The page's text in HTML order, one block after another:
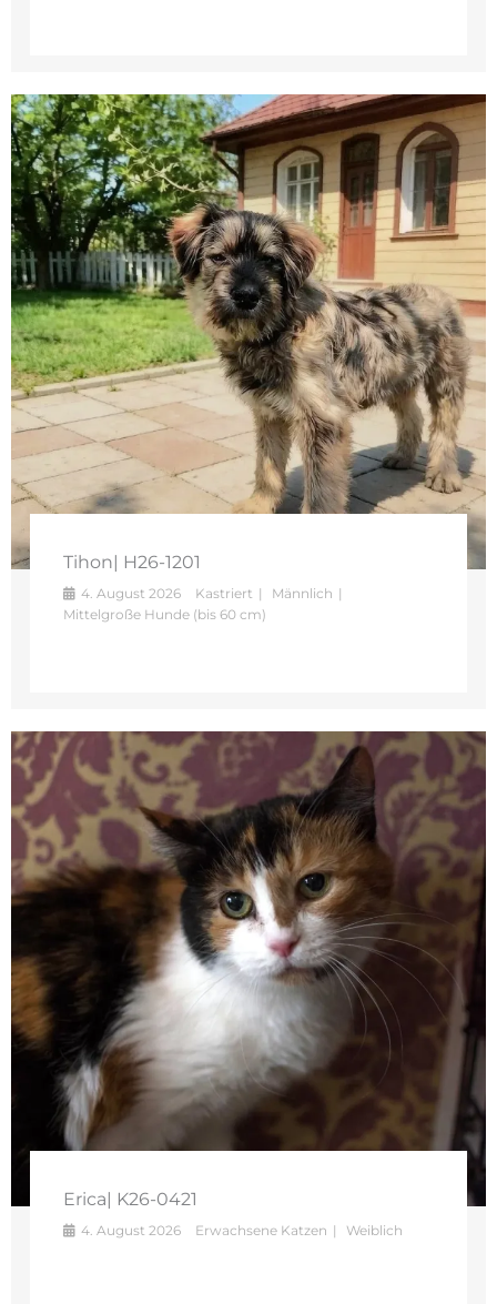
Tihon| H26-1201
4. August 2026 Kastriert
Männlich
Mittelgroße Hunde (bis 60 cm)
Erica| K26-0421
4. August 2026 Erwachsene Katzen Weiblich